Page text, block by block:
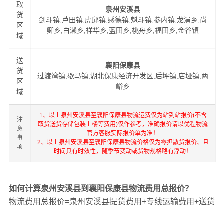
取
货
区
域
泉州安溪县
剑斗镇,芦田镇,虎邱镇,感德镇,魁斗镇,参内镇,龙涓乡,尚
卿乡,白濑乡,祥华乡,蓝田乡,桃舟乡,福田乡,金谷镇
送
货
区
域
襄阳保康县
过渡湾镇,歇马镇,湖北保康经济开发区,后坪镇,店垭镇,两
峪乡
注
意
事
项
1、以上泉州安溪县至襄阳保康县物流运费仅为站到站报价(不含
取货送货存储包装上楼等费用)仅作参考，准确报价请以优程物流
官方客服实际报价单为准！
2、以上泉州安溪县至襄阳保康县物流价格仅为零担散货报价、且
时间具有时效性，随季节变动或货物规格略有浮动！
如何计算泉州安溪县到襄阳保康县物流费用总报价？
物流费用总报价=泉州安溪县提货费用+专线运输费用+送货